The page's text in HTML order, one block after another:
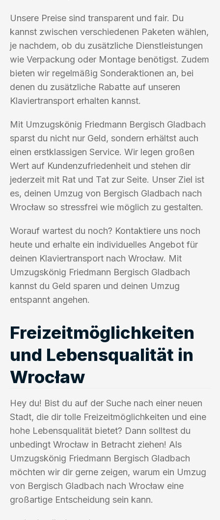
Unsere Preise sind transparent und fair. Du
kannst zwischen verschiedenen Paketen wählen,
je nachdem, ob du zusätzliche Dienstleistungen
wie Verpackung oder Montage benötigst. Zudem
bieten wir regelmäßig Sonderaktionen an, bei
denen du zusätzliche Rabatte auf unseren
Klaviertransport erhalten kannst.
Mit Umzugskönig Friedmann Bergisch Gladbach
sparst du nicht nur Geld, sondern erhältst auch
einen erstklassigen Service. Wir legen großen
Wert auf Kundenzufriedenheit und stehen dir
jederzeit mit Rat und Tat zur Seite. Unser Ziel ist
es, deinen Umzug von Bergisch Gladbach nach
Wrocław so stressfrei wie möglich zu gestalten.
Worauf wartest du noch? Kontaktiere uns noch
heute und erhalte ein individuelles Angebot für
deinen Klaviertransport nach Wrocław. Mit
Umzugskönig Friedmann Bergisch Gladbach
kannst du Geld sparen und deinen Umzug
entspannt angehen.
Freizeitmöglichkeiten
und Lebensqualität in
Wrocław
Hey du! Bist du auf der Suche nach einer neuen
Stadt, die dir tolle Freizeitmöglichkeiten und eine
hohe Lebensqualität bietet? Dann solltest du
unbedingt Wrocław in Betracht ziehen! Als
Umzugskönig Friedmann Bergisch Gladbach
möchten wir dir gerne zeigen, warum ein Umzug
von Bergisch Gladbach nach Wrocław eine
großartige Entscheidung sein kann.